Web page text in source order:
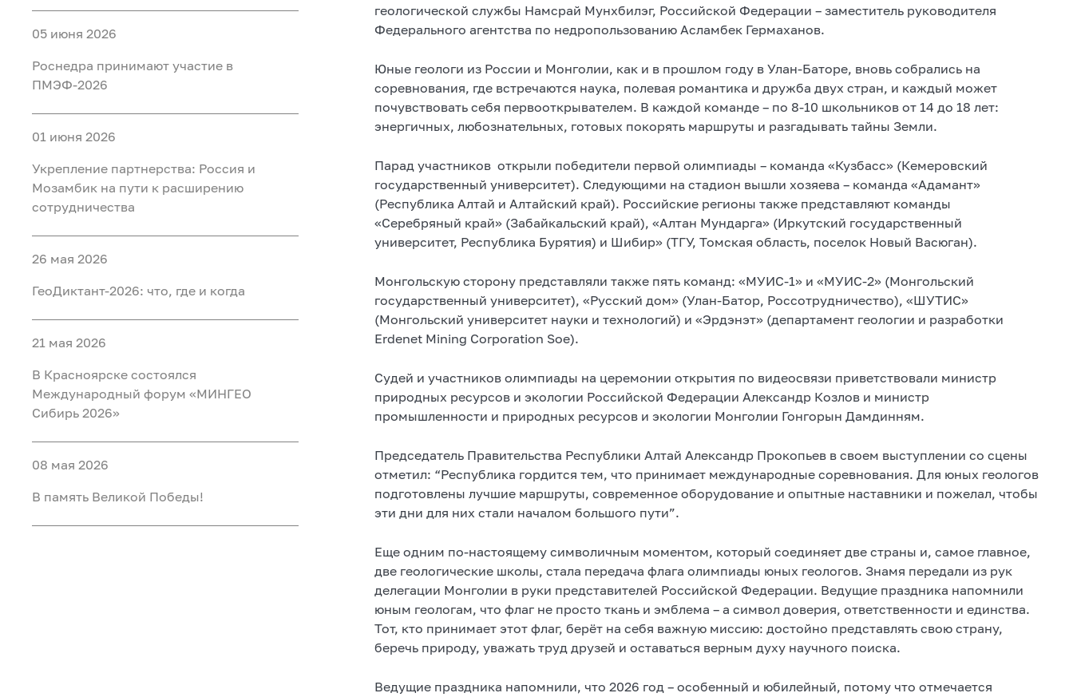
05 июня 2026
Роснедра принимают участие в
ПМЭФ-2026
01 июня 2026
Укрепление партнерства: Россия и
Мозамбик на пути к расширению
сотрудничества
26 мая 2026
ГеоДиктант-2026: что, где и когда
21 мая 2026
В Красноярске состоялся
Международный форум «МИНГЕО
Сибирь 2026»
08 мая 2026
В память Великой Победы!
геологической службы Намсрай Мунхбилэг, Российской Федерации – заместитель руководителя
Федерального агентства по недропользованию Асламбек Гермаханов.
Юные геологи из России и Монголии, как и в прошлом году в Улан-Баторе, вновь собрались на
соревнования, где встречаются наука, полевая романтика и дружба двух стран, и каждый может
почувствовать себя первооткрывателем. В каждой команде – по 8-10 школьников от 14 до 18 лет:
энергичных, любознательных, готовых покорять маршруты и разгадывать тайны Земли.
Парад участников открыли победители первой олимпиады – команда «Кузбасс» (Кемеровский
государственный университет). Следующими на стадион вышли хозяева – команда «Адамант»
(Республика Алтай и Алтайский край). Российские регионы также представляют команды
«Серебряный край» (Забайкальский край), «Алтан Мундарга» (Иркутский государственный
университет, Республика Бурятия) и Шибир» (ТГУ, Томская область, поселок Новый Васюган).
Монгольскую сторону представляли также пять команд: «МУИС-1» и «МУИС-2» (Монгольский
государственный университет), «Русский дом» (Улан-Батор, Россотрудничество), «ШУТИС»
(Монгольский университет науки и технологий) и «Эрдэнэт» (департамент геологии и разработки
Erdenet Mining Corporation Soe).
Судей и участников олимпиады на церемонии открытия по видеосвязи приветствовали министр
природных ресурсов и экологии Российской Федерации Александр Козлов и министр
промышленности и природных ресурсов и экологии Монголии Гонгорын Дамдинням.
Председатель Правительства Республики Алтай Александр Прокопьев в своем выступлении со сцены
отметил: “Республика гордится тем, что принимает международные соревнования. Для юных геологов
подготовлены лучшие маршруты, современное оборудование и опытные наставники и пожелал, чтобы
эти дни для них стали началом большого пути”.
Еще одним по-настоящему символичным моментом, который соединяет две страны и, самое главное,
две геологические школы, стала передача флага олимпиады юных геологов. Знамя передали из рук
делегации Монголии в руки представителей Российской Федерации. Ведущие праздника напомнили
юным геологам, что флаг не просто ткань и эмблема – а символ доверия, ответственности и единства.
Тот, кто принимает этот флаг, берёт на себя важную миссию: достойно представлять свою страну,
беречь природу, уважать труд друзей и оставаться верным духу научного поиска.
Ведущие праздника напомнили, что 2026 год – особенный и юбилейный, потому что отмечается